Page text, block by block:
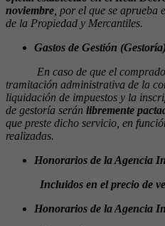
noviembre , por el que se
de la Propiedad y Mercantiles.
Gastos de Gestión
En caso de que el comprador
tramitación administrativa de la
liquidación de impuestos y la
de gestoría serán libremente
que preste dicho servicio, en
realizadas.
Honorarios de la Agencia
Incluidos en el precio de
Honorarios de la Agencia